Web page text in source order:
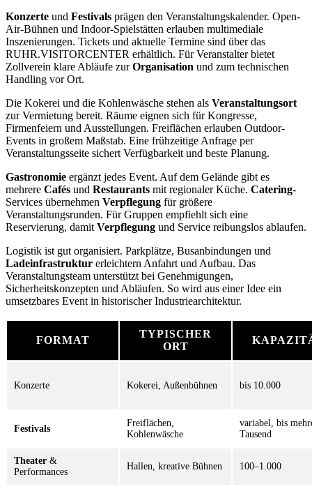
Konzerte und Festivals prägen den Veranstaltungskalender. Open-
Air-Bühnen und Indoor-Spielstätten erlauben multimediale
Inszenierungen. Tickets und aktuelle Termine sind über das
RUHR.VISITORCENTER erhältlich. Für Veranstalter bietet
Zollverein klare Abläufe zurOrganisation und zum technischen
Handling vor Ort.
Die Kokerei und die Kohlenwäsche stehen als Veranstaltungsort
zur Vermietung bereit. Räume eignen sich für Kongresse,
Firmenfeiern und Ausstellungen. Freiflächen erlauben Outdoor-
Events in großem Maßstab. Eine frühzeitige Anfrage per
Veranstaltungsseite sichert Verfügbarkeit und beste Planung.
Gastronomie ergänzt jedes Event. Auf dem Gelände gibt es
mehrere Cafés und Restaurants mit regionaler Küche. Catering-
Services übernehmen Verpflegung für größere
Veranstaltungsrunden. Für Gruppen empfiehlt sich eine
Reservierung, damitVerpflegung und Service reibungslos ablaufen.
Logistik ist gut organisiert. Parkplätze, Busanbindungen und
Ladeinfrastruktur erleichtern Anfahrt und Aufbau. Das
Veranstaltungsteam unterstützt bei Genehmigungen,
Sicherheitskonzepten und Abläufen. So wird aus einer Idee ein
umsetzbares Event in historischer Industriearchitektur.
FORMAT
TYPISCHER
ORT
Konzerte Kokerei, Außenbühnen bis 10.000
Festivals
Freiflächen,
Kohlenwäsche
variabel, bis
Tausend
Theater &
Performances
Hallen, kreative Bühnen 100–1.000